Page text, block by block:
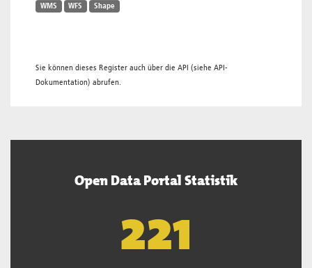
WMS WFS Shape
Sie können dieses Register auch über die API (siehe API-
Dokumentation) abrufen.
Open Data Portal Statistik
222